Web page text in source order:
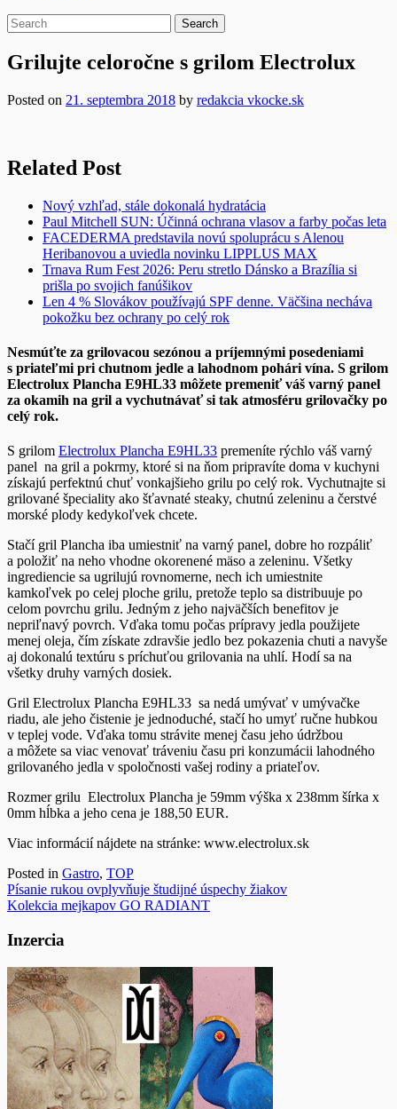
Grilujte celoročne s grilom Electrolux
Posted on 21. septembra 2018 by redakcia vkocke.sk
Related Post
Nový vzhľad, stále dokonalá hydratácia
Paul Mitchell SUN: Účinná ochrana vlasov a farby počas leta
FACEDERMA predstavila novú spoluprácu s Alenou
Heribanovou a uviedla novinku LIPPLUS MAX
Trnava Rum Fest 2026: Peru stretlo Dánsko a Brazília si
prišla po svojich fanúšikov
Len 4 % Slovákov používajú SPF denne. Väčšina necháva
pokožku bez ochrany po celý rok
Nesmúťte za grilovacou sezónou a príjemnými posedeniami
s priateľmi pri chutnom jedle a lahodnom pohári vína. S grilom
Electrolux Plancha E9HL33 môžete premeniť váš varný panel
za okamih na gril a vychutnávať si tak atmosféru grilovačky po
celý rok.
S grilom Electrolux Plancha E9HL33 premeníte rýchlo váš varný
panel na gril a pokrmy, ktoré si na ňom pripravíte doma v kuchyni
získajú perfektnú chuť vonkajšieho grilu po celý rok. Vychutnajte si
grilované špeciality ako šťavnaté steaky, chutnú zeleninu a čerstvé
morské plody kedykoľvek chcete.
Stačí gril Plancha iba umiestniť na varný panel, dobre ho rozpáliť
a položiť na neho vhodne okorenené mäso a zeleninu. Všetky
ingrediencie sa ugrilujú rovnomerne, nech ich umiestnite
kamkoľvek po celej ploche grilu, pretože teplo sa distribuuje po
celom povrchu grilu. Jedným z jeho najväčších benefitov je
nepriľnavý povrch. Vďaka tomu počas prípravy jedla použijete
menej oleja, čím získate zdravšie jedlo bez pokazenia chuti a navyše
aj dokonalú textúru s príchuťou grilovania na uhlí. Hodí sa na
všetky druhy varných dosiek.
Gril Electrolux Plancha E9HL33 sa nedá umývať v umývačke
riadu, ale jeho čistenie je jednoduché, stačí ho umyť ručne hubkou
v teplej vode. Vďaka tomu strávite menej času jeho údržbou
a môžete sa viac venovať tráveniu času pri konzumácii lahodného
grilovaného jedla v spoločnosti vašej rodiny a priateľov.
Rozmer grilu Electrolux Plancha je 59mm výška x 238mm šírka x
0mm hĺbka a jeho cena je 188,50 EUR.
Viac informácií nájdete na stránke: www.electrolux.sk
Posted in Gastro, TOP
Navigácia
v
článku
Písanie rukou ovplyvňuje študijné úspechy žiakov
Kolekcia mejkapov GO RADIANT
Inzercia